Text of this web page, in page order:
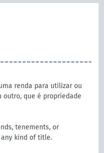
renda para utilizar ou
que é propriedade
tenements, or
kind of title.